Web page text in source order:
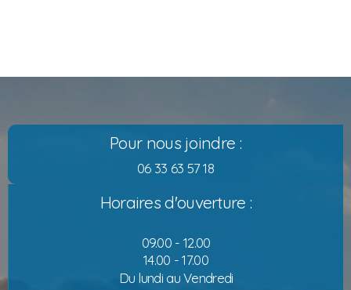
Pour nous joindre :
06 33 63 57 18
Horaires d'ouverture :
09.00 - 12.00
14.00 - 17.00
Du lundi au Vendredi